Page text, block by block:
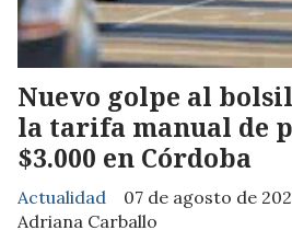
Nuevo golpe al
la tarifa manual de
$3.000 en Córdoba
Adriana Carballo
Actualidad 07 de agosto de